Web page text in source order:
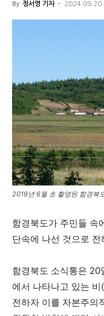
By 정서영 기자 - 2024.09.20
2019년 6월 초 촬영된 함경북
함경북도가 주민들 속
단속에 나선 것으로 전
함경북도 소식통은 20
에서 나타나고 있는
전하자 이를 자본주의